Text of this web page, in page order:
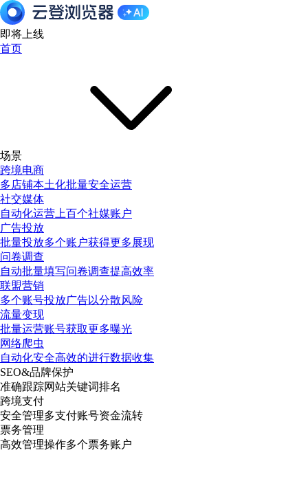
即将上线
首页
场景
跨境电商
多店铺本土化批量安全运营
社交媒体
自动化运营上百个社媒账户
广告投放
批量投放多个账户获得更多展现
问卷调查
自动批量填写问卷调查提高效率
联盟营销
多个账号投放广告以分散风险
流量变现
批量运营账号获取更多曝光
网络爬虫
自动化安全高效的进行数据收集
SEO&品牌保护
准确跟踪网站关键词排名
跨境支付
安全管理多支付账号资金流转
票务管理
高效管理操作多个票务账户